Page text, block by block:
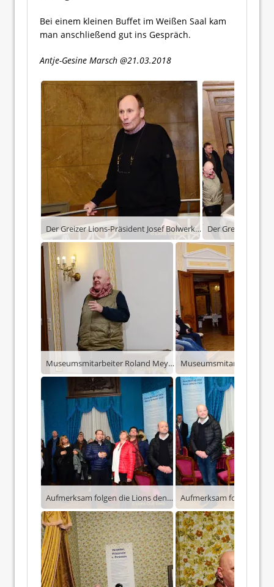
Bei einem kleinen Buffet im Weißen Saal kam
man anschließend gut ins Gespräch.
Antje-Gesine Marsch @21.03.2018
Der Greizer Lions-Präsident Josef Bolwerk begrüßt die Gäste im Treppenaufgang des Unteren Schlosses.
Museumsmitarbeiter Roland Meyer wusste viel Interessantes zum Fürstenhaus zu berichten.
Aufmerksam folgen die Lions den Ausführungen – hier im Blauen Salon.